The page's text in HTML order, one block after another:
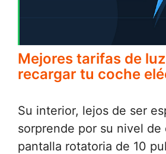
Mejores tarifas de
recargar tu coche
Su interior, lejos de ser
sorprende por su nivel de
pantalla rotatoria de 10